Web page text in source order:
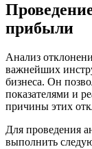
прибыли
Анализ
важнейших
бизнеса. Он
показателями и
причины этих
Для проведения
выполнить